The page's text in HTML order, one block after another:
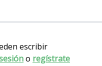
escribir
o regístrate